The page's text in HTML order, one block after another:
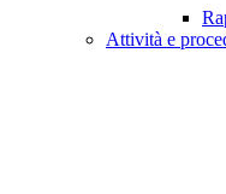
Attività e